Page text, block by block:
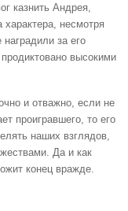
казнить Андрея,
характера, несмотря
за его
высокими
и отважно, если не
проигравшего, то его
наших взглядов,
Да и как
конец вражде.